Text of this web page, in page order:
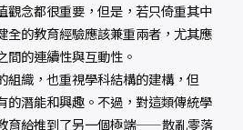
觀念都很重要，但是，若只倚重其中
全的教育經驗應該兼重兩者，尤其應
間的連續性與互動性。
組織，也重視學科結構的建構，但
的潛能和興趣。不過，對這類傳統學
育給推到了另一個極端——散亂零落